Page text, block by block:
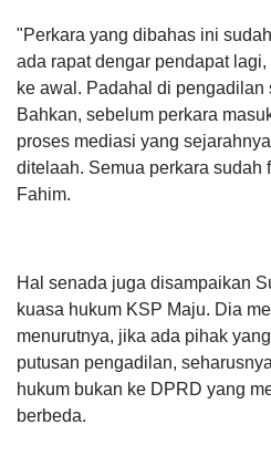
"Perkara yang dibahas ini
ada rapat dengar pendapat
ke awal. Padahal di pengadilan
Bahkan, sebelum perkara
proses mediasi yang
ditelaah. Semua perkara sudah
Fahim.
Hal senada juga disampaikan
kuasa hukum KSP Maju. Dia
menurutnya, jika ada pihak
putusan pengadilan,
hukum bukan ke DPRD yang
berbeda.